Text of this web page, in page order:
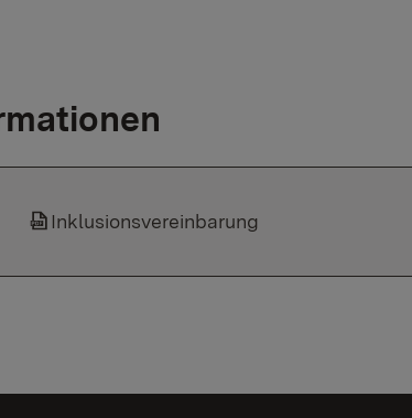
Inklusionsvereinbarung